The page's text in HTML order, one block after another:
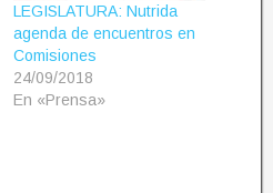
LEGISLATURA: Nutrida
agenda de encuentros en
Comisiones
24/09/2018
En «Prensa»